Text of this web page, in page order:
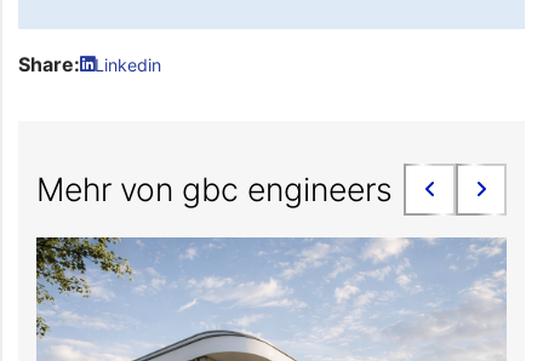
Share: Linkedin
Mehr von gbc engineers